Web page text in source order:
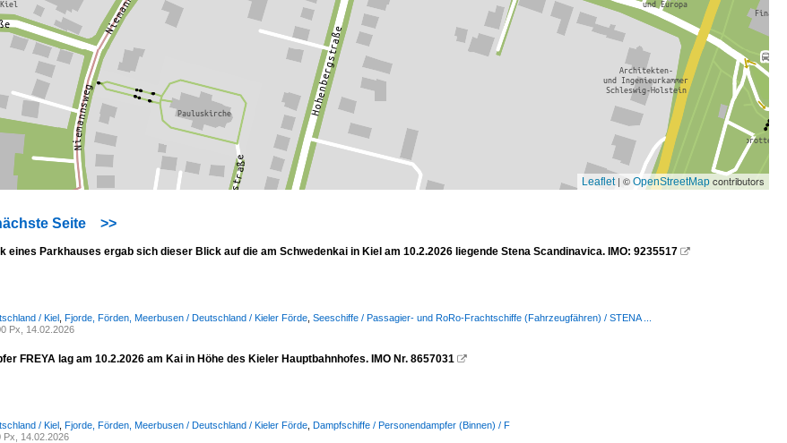
Leaflet| © OpenStreetMap contributors
Seite >>
eines Parkhauses ergab sich dieser Blick auf die am Schwedenkai in Kiel am 10.2.2026 liegende Stena Scandinavica. IMO: 9235517 
/ Kiel Fjorde, Förden, Meerbusen / Deutschland / Kieler Förde Seeschiffe / Passagier- und RoRo-Frachtschiffe (Fahrzeugfähren) / STENA ...
Px, 14.02.2026
FREYA lag am 10.2.2026 am Kai in Höhe des Kieler Hauptbahnhofes. IMO Nr. 8657031 
/ Kiel Fjorde, Förden, Meerbusen / Deutschland / Kieler Förde Dampfschiffe / Personendampfer (Binnen) / F
Px, 14.02.2026